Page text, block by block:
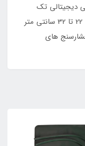
دیجیتالی تک
شلنگ است و مناسب برای اندازه بازوی 22 تا 32 سانتی متر
های